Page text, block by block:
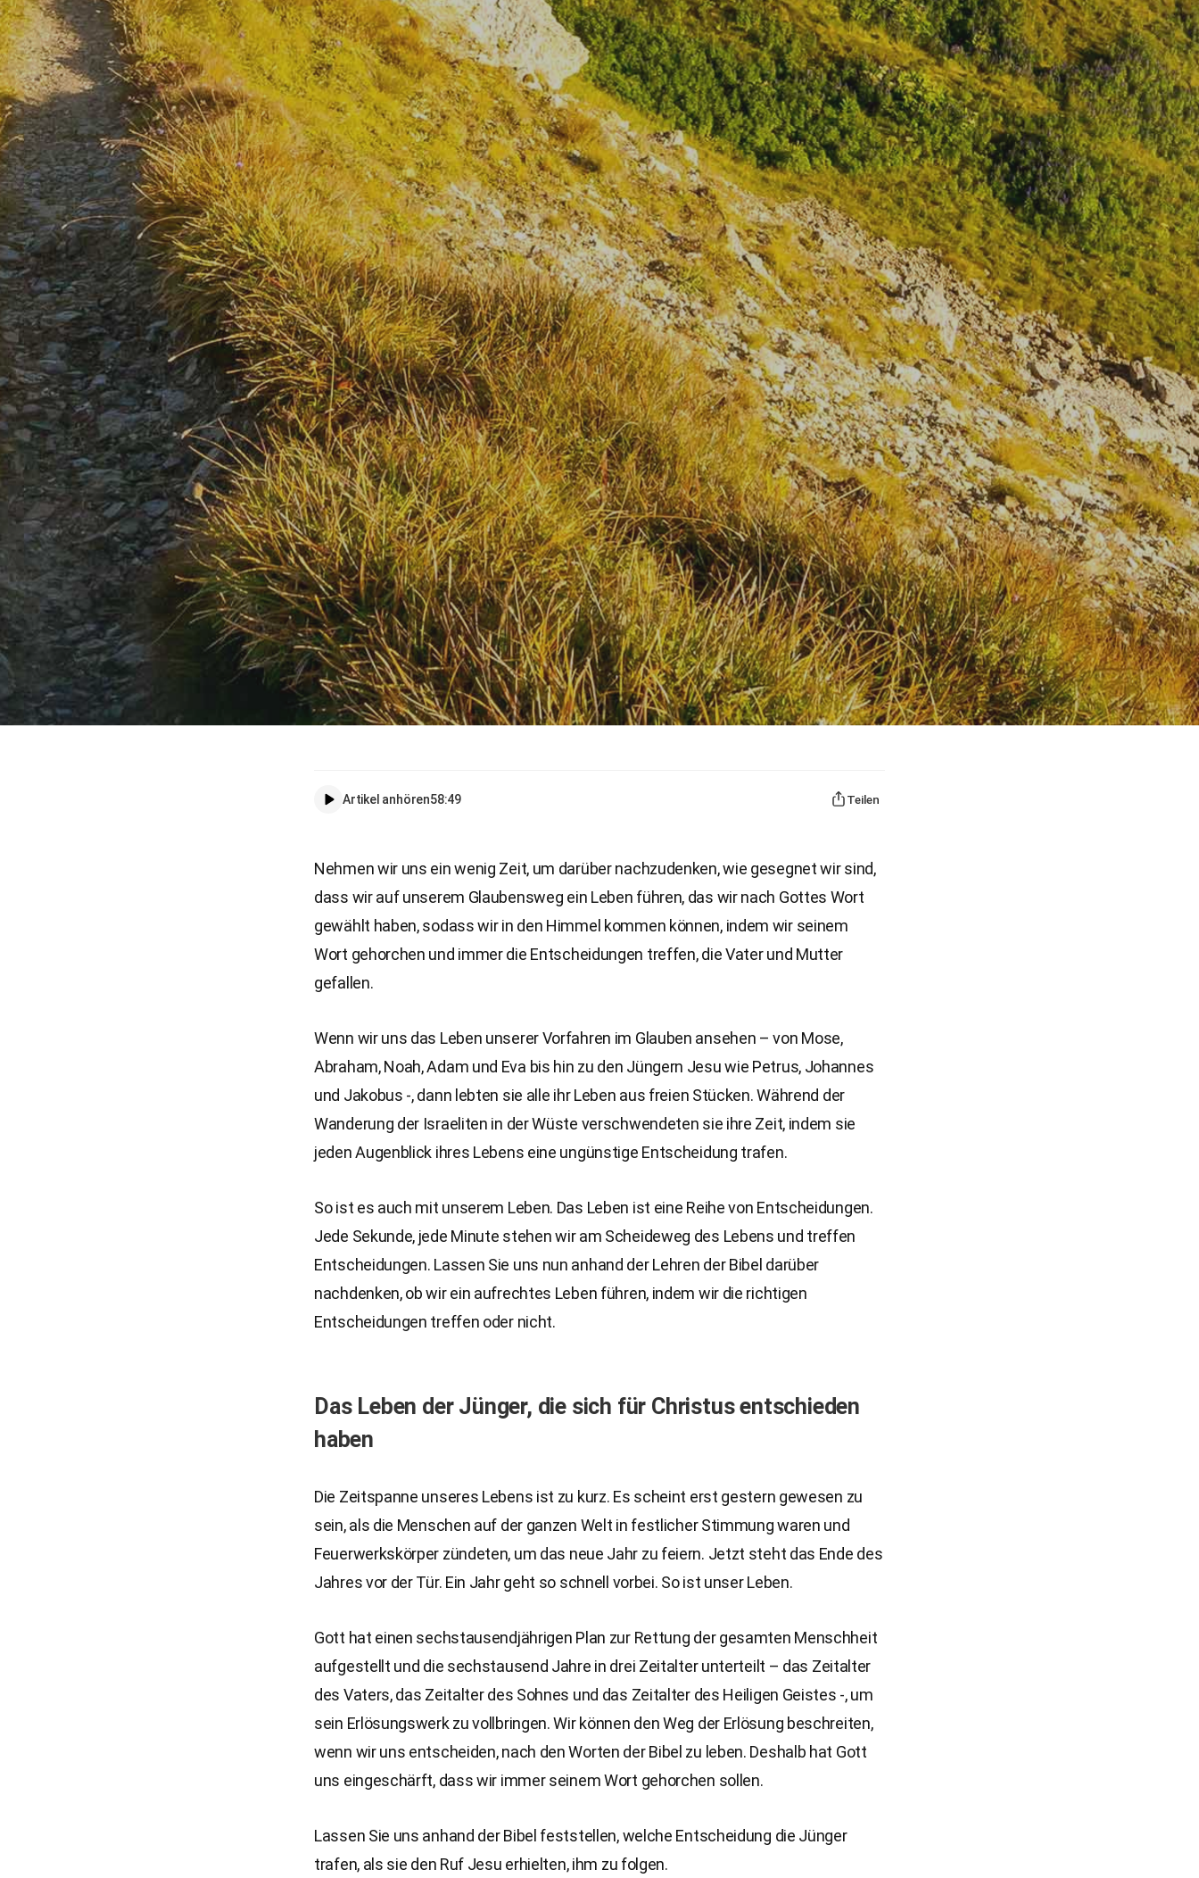
Artikel anhören58:49 Teilen
Nehmen wir uns ein wenig Zeit, um darüber nachzudenken, wie gesegnet wir sind,
dass wir auf unserem Glaubensweg ein Leben führen, das wir nach Gottes Wort
gewählt haben, sodass wir in den Himmel kommen können, indem wir seinem
Wort gehorchen und immer die Entscheidungen treffen, die Vater und Mutter
gefallen.
Wenn wir uns das Leben unserer Vorfahren im Glauben ansehen – von Mose,
Abraham, Noah, Adam und Eva bis hin zu den Jüngern Jesu wie Petrus, Johannes
und Jakobus -, dann lebten sie alle ihr Leben aus freien Stücken. Während der
Wanderung der Israeliten in der Wüste verschwendeten sie ihre Zeit, indem sie
jeden Augenblick ihres Lebens eine ungünstige Entscheidung trafen.
So ist es auch mit unserem Leben. Das Leben ist eine Reihe von Entscheidungen.
Jede Sekunde, jede Minute stehen wir am Scheideweg des Lebens und treffen
Entscheidungen. Lassen Sie uns nun anhand der Lehren der Bibel darüber
nachdenken, ob wir ein aufrechtes Leben führen, indem wir die richtigen
Entscheidungen treffen oder nicht.
Das Leben der Jünger, die sich für Christus entschieden
haben
Die Zeitspanne unseres Lebens ist zu kurz. Es scheint erst gestern gewesen zu
sein, als die Menschen auf der ganzen Welt in festlicher Stimmung waren und
Feuerwerkskörper zündeten, um das neue Jahr zu feiern. Jetzt steht das Ende des
Jahres vor der Tür. Ein Jahr geht so schnell vorbei. So ist unser Leben.
Gott hat einen sechstausendjährigen Plan zur Rettung der gesamten Menschheit
aufgestellt und die sechstausend Jahre in drei Zeitalter unterteilt – das Zeitalter
des Vaters, das Zeitalter des Sohnes und das Zeitalter des Heiligen Geistes -, um
sein Erlösungswerk zu vollbringen. Wir können den Weg der Erlösung beschreiten,
wenn wir uns entscheiden, nach den Worten der Bibel zu leben. Deshalb hat Gott
uns eingeschärft, dass wir immer seinem Wort gehorchen sollen.
Lassen Sie uns anhand der Bibel feststellen, welche Entscheidung die Jünger
trafen, als sie den Ruf Jesu erhielten, ihm zu folgen.